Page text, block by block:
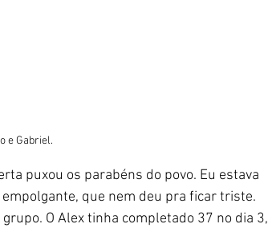
e Gabriel.
puxou os parabéns do povo. Eu estava
que nem deu pra ficar triste.
O Alex tinha completado 37 no dia 3,